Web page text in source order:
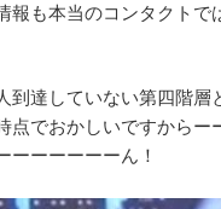
報も本当のコンタクトで
到達していない第四階層
点でおかしいですから
ーーーーーーん！